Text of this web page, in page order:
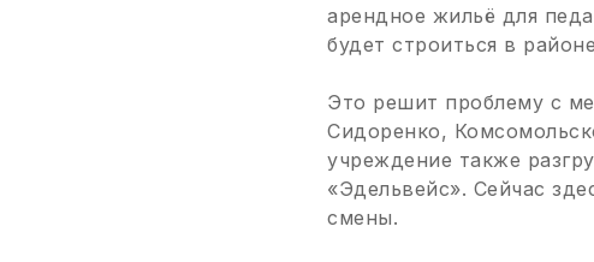
арендное жильё для
будет строиться в
Это решит проблему с
Сидоренко,
учреждение также
«Эдельвейс». Сейчас
смены.